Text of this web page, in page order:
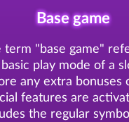
Base game
term "base game"
play mode of a
any extra bonuses
features are
the regular